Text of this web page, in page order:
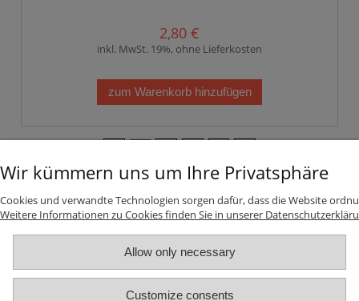
2,80 €
inkl. MwSt. 19%, ohne Lieferkosten
zum Warenkorb hinzufügen
INFORMATIONEN
Top-Kategorien
ZAHLUNGS UND VERSANDKOSTEN
Wir kümmern uns um Ihre Privatsphäre
Cookies und verwandte Technologien sorgen dafür, dass die Website
Weitere Informationen zu Cookies finden Sie in unserer
Allow only necessary
Customize consents